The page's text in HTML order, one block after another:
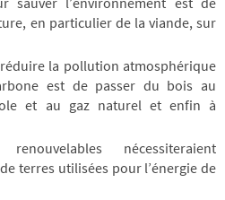
en particulier de la viande, sur
la pollution atmosphérique
est de passer du bois au
et au gaz naturel et enfin à
nécessiteraient
terres utilisées pour l’énergie de